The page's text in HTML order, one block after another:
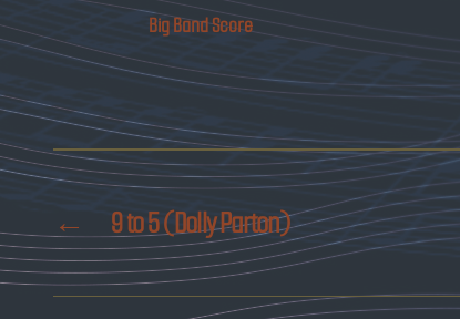
Big Band Score
← 9 to 5 (Dolly Parton)